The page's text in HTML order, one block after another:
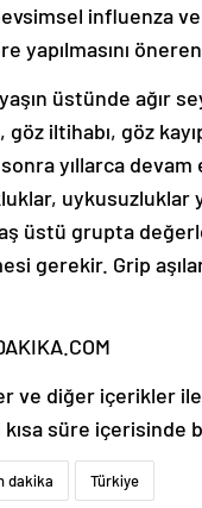
influenza ve
yapılmasını
üstünde ağır
iltihabı, göz
yıllarca
uykusuzluklar
üstü grupta
gerekir. Grip
ve diğer içerikler
süre içerisinde
dakika Türkiye